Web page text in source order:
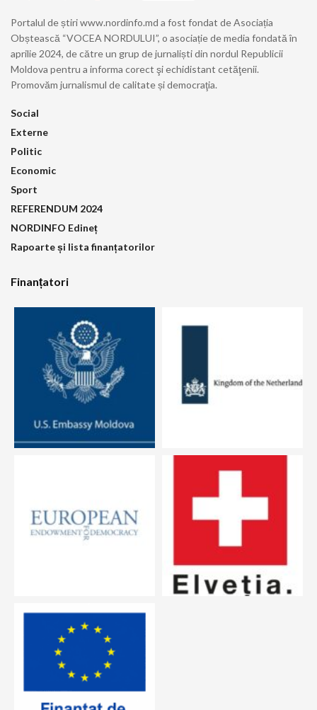
Portalul de știri www.nordinfo.md a fost fondat de Asociația
Obștească “VOCEA NORDULUI”, o asociație de media fondată în
aprilie 2024, de către un grup de jurnaliști din nordul Republicii
Moldova pentru a informa corect şi echidistant cetăţenii.
Promovăm jurnalismul de calitate și democraţia.
Social
Externe
Politic
Economic
Sport
REFERENDUM 2024
NORDINFO Edineț
Rapoarte și lista finanțatorilor
Finanțatori